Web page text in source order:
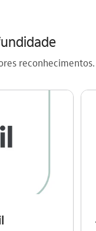
reconhecimentos.